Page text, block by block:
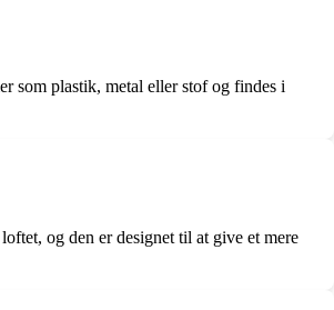
som plastik, metal eller stof og findes i
og den er designet til at give et mere